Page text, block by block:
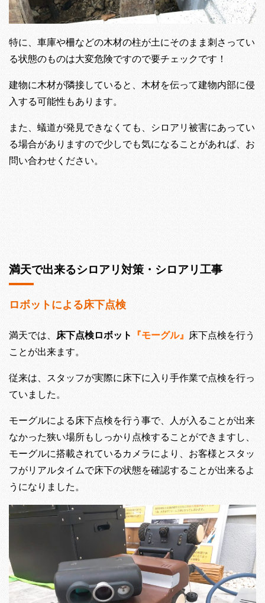
特に、車庫や柵などの木材の柱が土にそのまま刺さってい
る状態のものは大変危険ですので要チェックです！
建物に木材が隣接していると、木材を伝って建物内部に侵
入する可能性もあります。
また、蟻道が発見できなくても、シロアリ被害にあってい
る場合がありますので少しでも気になることがあれば、お
問い合わせください。
満天で出来るシロアリ対策・シロアリ工事
ロボットによる床下点検
満天では、 床下点検ロボット 『モーグル』
床下点検を行う
ことが出来ます。
従来は、スタッフが実際に床下に入り手作業で点検を行っ
ていました。
モーグルによる床下点検を行う事で、人が入ることが出来
なかった狭い場所もしっかり点検することができますし、
モーグルに搭載されているカメラにより、お客様とスタッ
フがリアルタイムで床下の状態を確認することが出来るよ
うになりました。